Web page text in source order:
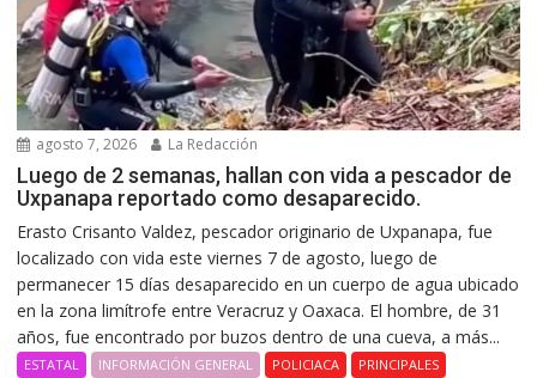
agosto 7, 2026 La Redacción
Luego de 2 semanas, hallan con vida a pescador de
Uxpanapa reportado como desaparecido.
Erasto Crisanto Valdez, pescador originario de Uxpanapa, fue
localizado con vida este viernes 7 de agosto, luego de
permanecer 15 días desaparecido en un cuerpo de agua ubicado
en la zona limítrofe entre Veracruz y Oaxaca. El hombre, de 31
años, fue encontrado por buzos dentro de una cueva, a más...
ESTATAL INFORMACIÓN GENERAL POLICIACA PRINCIPALES